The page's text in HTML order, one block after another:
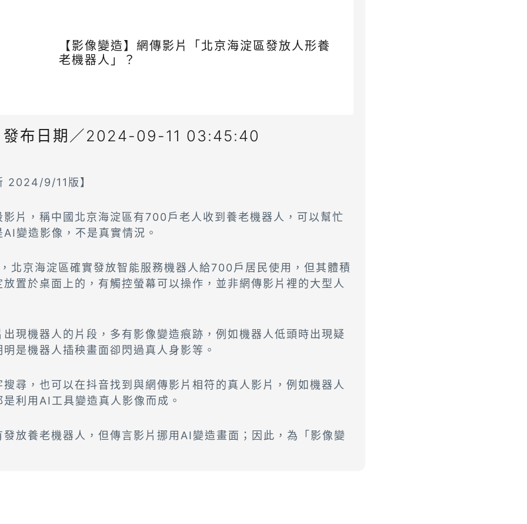
【影像變造】網傳影片「北京海淀區發放人形養
老機器人」？
發布日期／2024-09-11 03:45:40
2024/9/11版】
影片，稱中國北京海淀區有700戶老人收到養老機器人，可以幫忙
變造影像，不是真實情況。
北京海淀區確實發放智能服務機器人給700戶居民使用，但其體積
置於桌面上的，有觸控螢幕可以操作，並非網傳影片裡的大型人
現機器人的片段，多有影像變造痕跡，例如機器人低頭時出現疑
是機器人插秧畫面卻閃過真人身影等。
尋，也可以在抖音找到與網傳影片相符的真人影片，例如機器人
利用AI工具變造真人影像而成。
放養老機器人，但傳言影片挪用AI變造畫面；因此，為「影像變